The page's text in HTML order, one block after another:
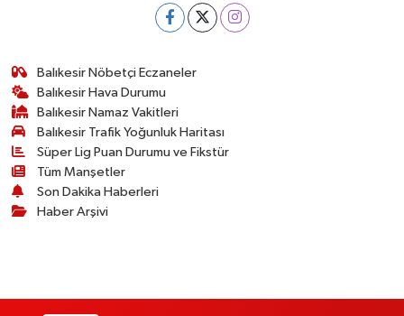
Balıkesir Nöbetçi Eczaneler
Balıkesir Hava Durumu
Balıkesir Namaz Vakitleri
Balıkesir Trafik Yoğunluk Haritası
Süper Lig Puan Durumu ve Fikstür
Tüm Manşetler
Son Dakika Haberleri
Haber Arşivi